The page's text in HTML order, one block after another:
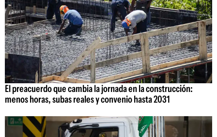
El preacuerdo que cambia la jornada en la construcción:
menos horas, subas reales y convenio hasta 2031